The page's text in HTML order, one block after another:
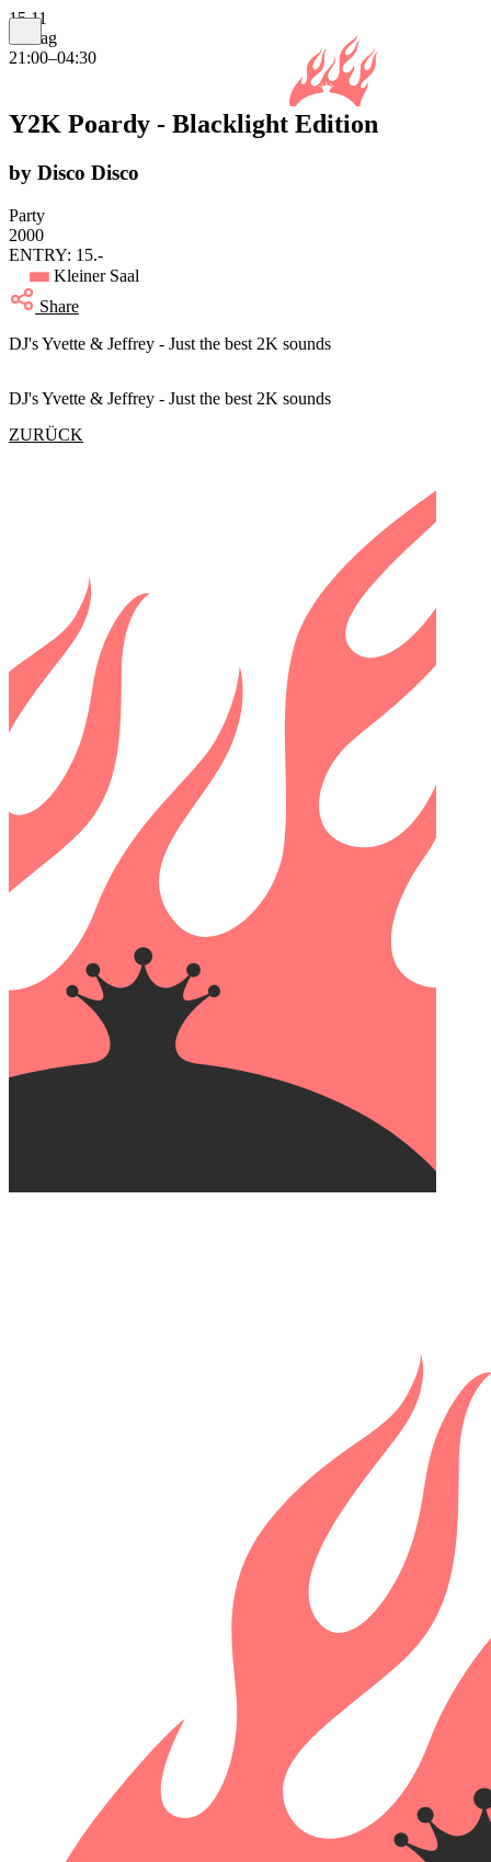
15.11
Freitag
21:00–04:30
Y2K Poardy - Blacklight Edition
by Disco Disco
Party
2000
ENTRY: 15.-
Kleiner Saal
Share
DJ's Yvette & Jeffrey - Just the best 2K sounds
DJ's Yvette & Jeffrey - Just the best 2K sounds
ZURÜCK